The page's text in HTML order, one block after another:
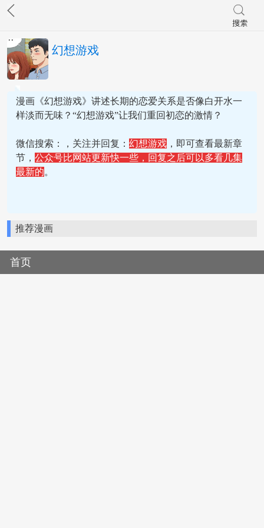
幻想游戏
漫画《幻想游戏》讲述长期的恋爱关系是否像白开水一
样淡而无味？“幻想游戏”让我们重回初恋的激情？
微信搜索： ，关注并回复： 幻想游戏 ，即可查看最新章
节， 公众号比网站更新快一些，回复之后可以多看几集
最新的。
推荐漫画
首页